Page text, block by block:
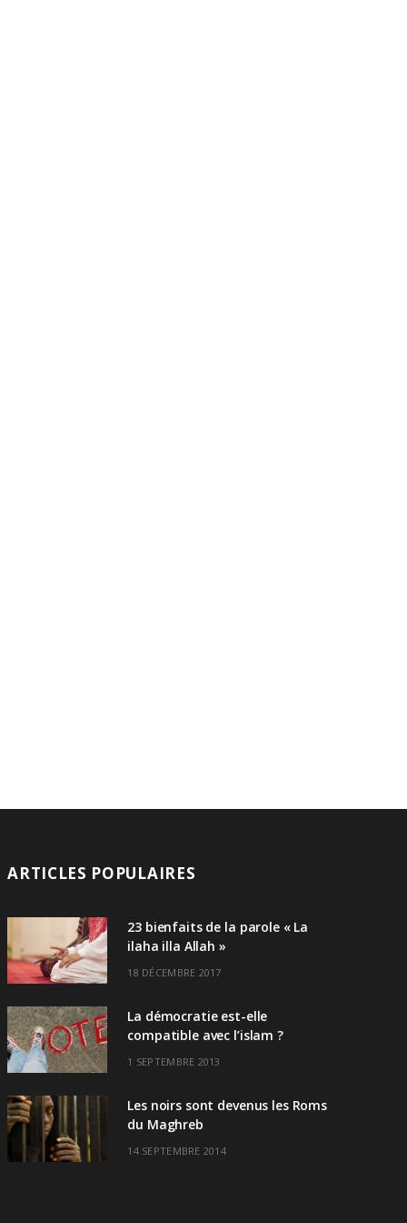
ARTICLES POPULAIRES
23 bienfaits de la parole « La
ilaha illa Allah »
18 DÉCEMBRE 2017
La démocratie est-elle
compatible avec l’islam ?
1 SEPTEMBRE 2013
Les noirs sont devenus les Roms
du Maghreb
14 SEPTEMBRE 2014